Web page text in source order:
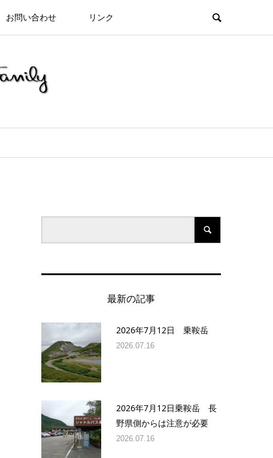
お問い合わせ リンク
最新の記事
2026年7月12日 乗鞍岳
2026.07.16
2026年7月12日乗鞍岳 長
野県側からは注意が必要
2026.07.16